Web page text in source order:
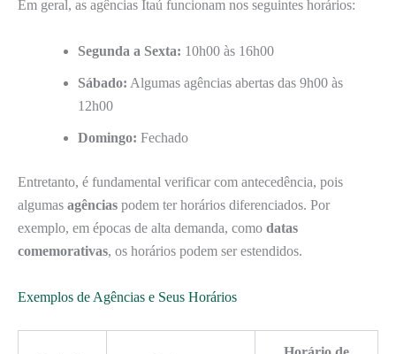
Em geral, as agências Itaú funcionam nos seguintes horários:
Segunda a Sexta: 10h00 às 16h00
Sábado: Algumas agências abertas das 9h00 às
12h00
Domingo: Fechado
Entretanto, é fundamental verificar com antecedência, pois
algumas agências podem ter horários diferenciados. Por
exemplo, em épocas de alta demanda, como datas
comemorativas, os horários podem ser estendidos.
Exemplos de Agências e Seus Horários